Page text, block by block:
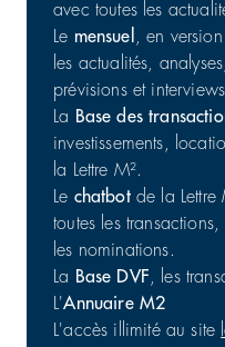
avec toutes les
Le mensuel
, en
les actualités,
prévisions et
La Base des
investissements,
la Lettre M².
Le chatbotde la Lettre
toutes les
les nominations.
La Base DVF , les
L'Annuaire M2
L'accès illimité au site
Commerce : cession
France
Commerces |